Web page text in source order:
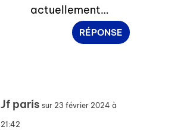
actuellement…
RÉPONSE
Jf paris sur 23 février 2024 à
21:42